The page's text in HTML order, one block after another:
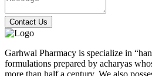
Contact Us
Garhwal Pharmacy is specialize in
formulations prepared by acharyas
more than half a century. We also